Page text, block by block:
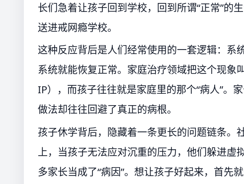
长们急着让孩子回到学校，回到所谓“正常”的
送进戒网瘾学校。
这种反应背后是人们经常使用的一套逻辑：系
系统就能恢复正常。家庭治疗领域把这个现
IP），而孩子往往就是家庭里的那个“病人”。
做法却往往回避了真正的病根。
孩子休学背后，隐藏着一条更长的问题链条。
上，当孩子无法应对沉重的压力，他们躲进
多家长当成了“病因”。想让孩子好起来，首先